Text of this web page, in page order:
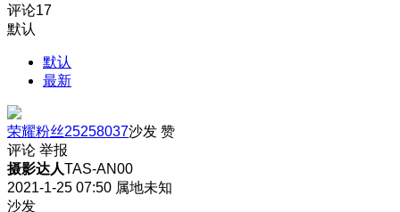
评论17
默认
默认
最新
荣耀粉丝25258037沙发 赞
评论 举报
摄影达人TAS-AN00
2021-1-25 07:50 属地未知
沙发